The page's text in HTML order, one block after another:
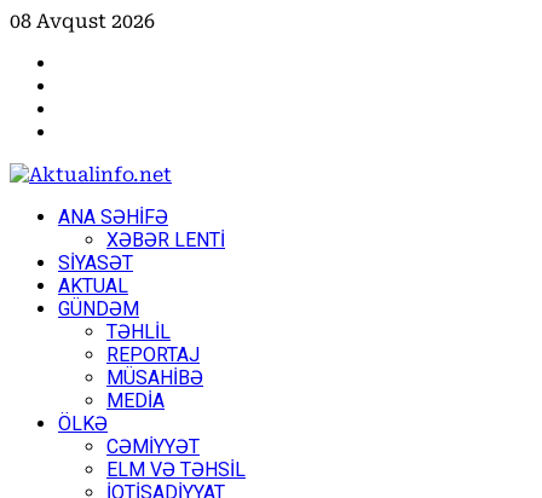
Skip
content
08 Avqust 2026
PrimaryANA SƏHİFƏ
XƏBƏR LENTİ
SİYASƏT
AKTUAL
GÜNDƏM
TƏHLİL
REPORTAJ
MÜSAHİBƏ
MEDİA
ÖLKƏ
CƏMİYYƏT
ELM VƏ TƏHSİL
İQTİSADİYYAT